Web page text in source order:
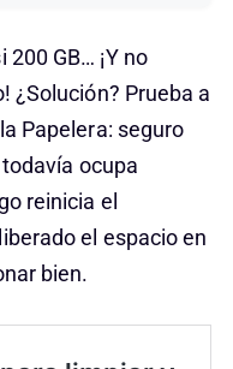
GB… ¡Y no
¿Solución? Prueba a
Papelera: seguro
ocupa
reinicia el
el espacio en
bien.